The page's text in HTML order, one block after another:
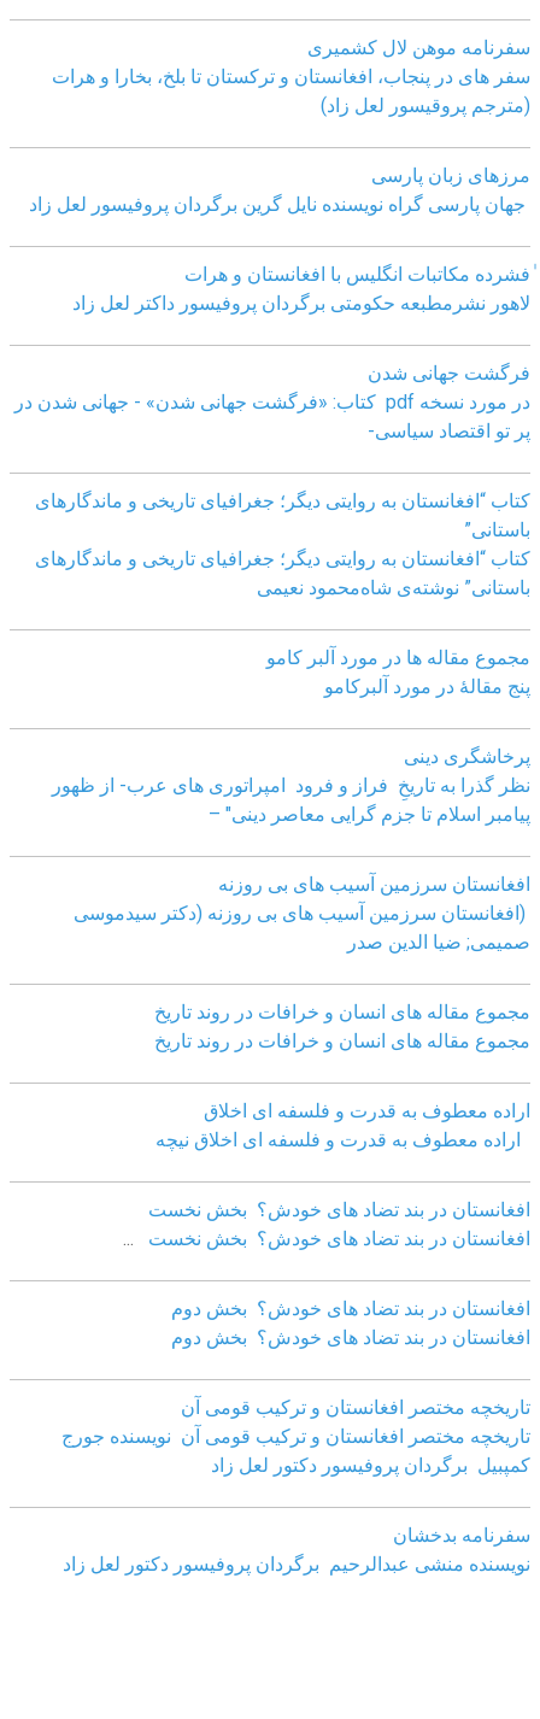
سفرنامه موهن لال کشمیری
سفر های در پنجاب، افغانستان و ترکستان تا بلخ، بخارا و هرات
(مترجم پروقیسور لعل زاد)
مرزهای زبان پارسی
جهان پارسی گراه نویسنده نایل گرین برگردان پروفیسور لعل زاد
ٰفشرده مکاتبات انگلیس با افغانستان و هرات
لاهور نشرمطبعه حکومتی برگردان پروفیسور داکتر لعل زاد
فرگشت جهانی شدن
در مورد نسخه pdf کتاب: «فرگشت جهانی شدن» - جهانی شدن در
پر تو اقتصاد سیاسی-
کتاب “افغانستان به روایتی دیگر؛ جغرافیای تاریخی و ماندگارهای
باستانی”
کتاب “افغانستان به روایتی دیگر؛ جغرافیای تاریخی و ماندگارهای
باستانی” نوشته‌ی شاه‌محمود نعیمی
مجموع مقاله ها در مورد آلبر کامو
پنج مقالهٔ در مورد آلبرکامو
پرخاشگری دینی
نظر گذرا به تاریخِ فراز و فرود امپراتوری های عرب- از ظهور
پیامبر اسلام تا جزم گرایی معاصر دینی" –
افغانستان سرزمین آسیب های بی روزنه
(افغانستان سرزمین آسیب های بی روزنه (دکتر سیدموسی
صمیمی; ضیا الدین صدر
مجموع مقاله های انسان و خرافات در روند تاریخ
مجموع مقاله های انسان و خرافات در روند تاریخ
اراده معطوف به قدرت و فلسفه ای اخلاق
اراده معطوف به قدرت و فلسفه ای اخلاق نیچه
افغانستان در بند تضاد های خودش؟ بخش نخست
افغانستان در بند تضاد های خودش؟ بخش نخست
افغانستان در بند تضاد های خودش؟ بخش دوم
افغانستان در بند تضاد های خودش؟ بخش دوم
تاریخچه مختصر افغانستان و ترکیب قومی آن
تاریخچه مختصر افغانستان و ترکیب قومی آن نویسنده جورج
کمپبیل برگردان پروفیسور دکتور لعل زاد
سفرنامه بدخشان
نویسنده منشی عبدالرحیم برگردان پروفیسور دکتور لعل زاد